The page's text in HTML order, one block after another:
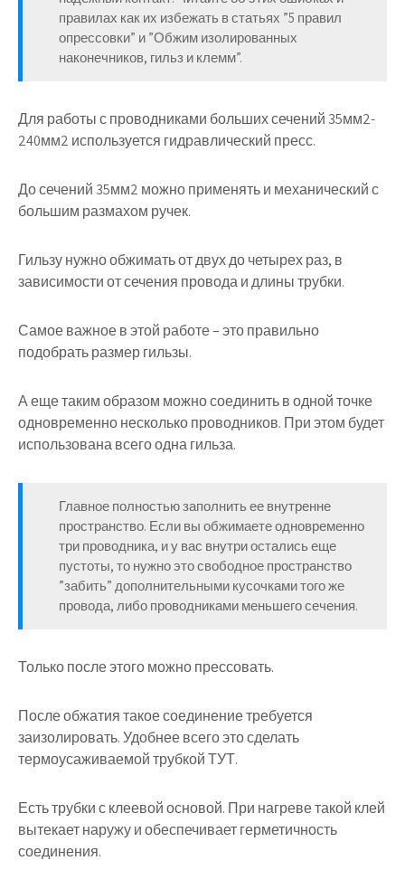
правилах как их избежать в статьях ”5 правил
опрессовки” и ”Обжим изолированных
наконечников, гильз и клемм”.
Для работы с проводниками больших сечений 35мм2-
240мм2 используется гидравлический пресс.
До сечений 35мм2 можно применять и механический с
большим размахом ручек.
Гильзу нужно обжимать от двух до четырех раз, в
зависимости от сечения провода и длины трубки.
Самое важное в этой работе – это правильно
подобрать размер гильзы.
А еще таким образом можно соединить в одной точке
одновременно несколько проводников. При этом будет
использована всего одна гильза.
Главное полностью заполнить ее внутренне
пространство. Если вы обжимаете одновременно
три проводника, и у вас внутри остались еще
пустоты, то нужно это свободное пространство
”забить” дополнительными кусочками того же
провода, либо проводниками меньшего сечения.
Только после этого можно прессовать.
После обжатия такое соединение требуется
заизолировать. Удобнее всего это сделать
термоусаживаемой трубкой ТУТ.
Есть трубки с клеевой основой. При нагреве такой клей
вытекает наружу и обеспечивает герметичность
соединения.